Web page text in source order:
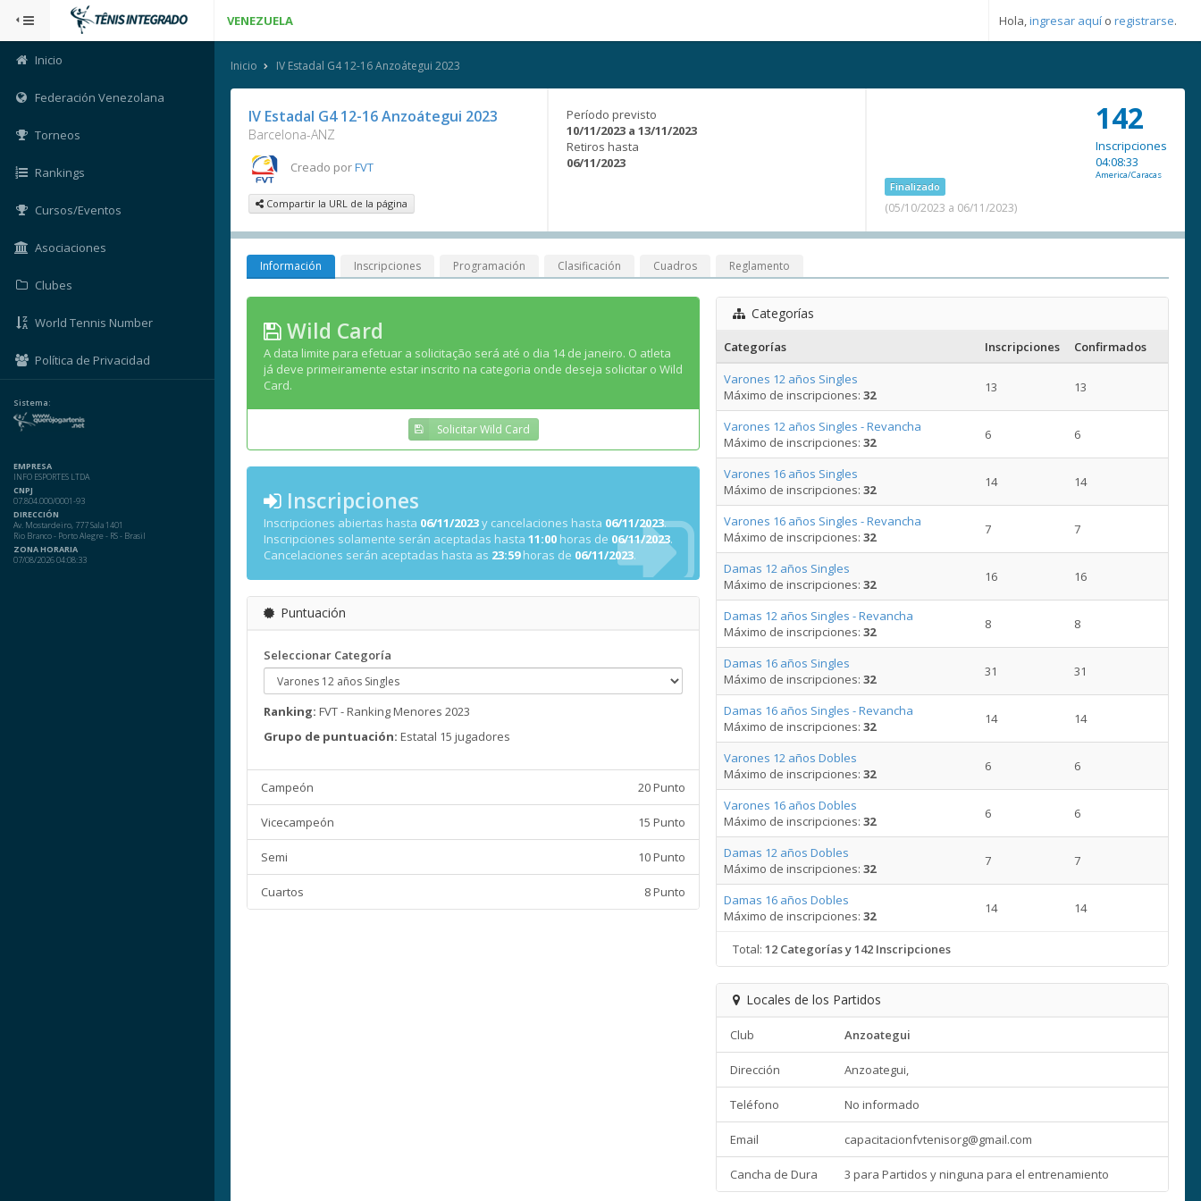
VENEZUELA Hola,ingresar aquí o registrarse.
Inicio
Federación Venezolana
Torneos
Rankings
Cursos/Eventos
Asociaciones
Clubes
World Tennis Number
Política de Privacidad
Sistema:
EMPRESA
INFO ESPORTES LTDA
CNPJ
07.804.000/0001-93
DIRECCIÓN
Av. Mostardeiro, 777 Sala 1401
Rio Branco - Porto Alegre - RS - Brasil
ZONA HORARIA
07/08/2026 04:08:33
Inicio IV Estadal G4 12-16 Anzoátegui 2023
IV Estadal G4 12-16 Anzoátegui 2023
Barcelona-ANZ
Creado porFVT
Compartir la URL de la página
Período previsto
10/11/2023 a 13/11/2023
Retiros hasta
06/11/2023
Finalizado
(05/10/2023 a 06/11/2023)
142
Inscripciones
04:08:33
America/Caracas
Información Inscripciones Programación Clasificación Cuadros Reglamento
Wild Card
A data limite para efetuar a solicitação será até o dia 14 de janeiro. O atleta
já deve primeiramente estar inscrito na categoria onde deseja solicitar o Wild
Card.
Solicitar Wild Card
Inscripciones
Inscripciones abiertas hasta 06/11/2023y cancelaciones hasta 06/11/2023.
Inscripciones solamente serán aceptadas hasta 11:00 horas de 06/11/2023.
Cancelaciones serán aceptadas hasta as 23:59horas de 06/11/2023.
Puntuación
Seleccionar Categoría
Ranking: FVT - Ranking Menores 2023
Grupo de puntuación: Estatal 15 jugadores
Campeón 20 Punto
Vicecampeón 15 Punto
Semi 10 Punto
Cuartos 8 Punto
Categorías
Categorías Inscripciones
Confirmados
Varones 12 años Singles
Máximo de inscripciones: 32 13 13
Varones 12 años Singles - Revancha
Máximo de inscripciones: 32 6 6
Varones 16 años Singles
Máximo de inscripciones: 32 14 14
Varones 16 años Singles - Revancha
Máximo de inscripciones: 32 7 7
Damas 12 años Singles
Máximo de inscripciones: 32 16 16
Damas 12 años Singles - Revancha
Máximo de inscripciones: 32 8 8
Damas 16 años Singles
Máximo de inscripciones: 32 31 31
Damas 16 años Singles - Revancha
Máximo de inscripciones: 32 14 14
Varones 12 años Dobles
Máximo de inscripciones: 32 6 6
Varones 16 años Dobles
Máximo de inscripciones: 32 6 6
Damas 12 años Dobles
Máximo de inscripciones: 32 7 7
Damas 16 años Dobles
Máximo de inscripciones: 32 14 14
Total: 12 Categorías y 142 Inscripciones
Locales de los Partidos
Club Anzoategui
Dirección Anzoategui,
Teléfono No informado
Email capacitacionfvtenisorg@gmail.com
Cancha de Dura 3 para Partidos y ninguna para el entrenamiento